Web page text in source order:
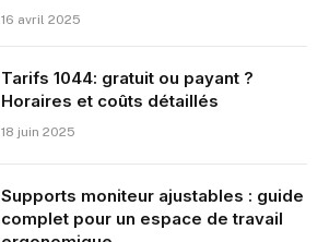
16 avril 2025
Tarifs 1044: gratuit ou payant ?
Horaires et coûts détaillés
18 juin 2025
Supports moniteur ajustables : guide
complet pour un espace de travail